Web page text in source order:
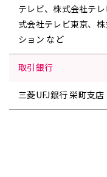
テレビ、株式会社テレ
式会社テレビ東京、株
ション など
取引銀行
三菱UFJ銀行 栄町支店